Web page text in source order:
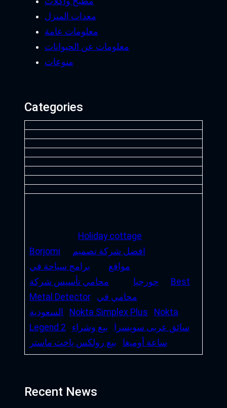
معدات المنزل
معلومات عامة
معلومات عن الحيوانات
منوعات
Categories
Holiday cottage
Borjomi
افضل شركة تصميم
مواقع
برامج سياحة في
جورجيا
محامي تأسيس شركة
Best
Metal Detector
محامي في
السعودية
Nokta Simplex Plus
Nokta
Legend 2
سائق عربى سويسرا
بيع وشراء
ساعة أوميغا
بيع رولكس ياخت ماستر
Recent News